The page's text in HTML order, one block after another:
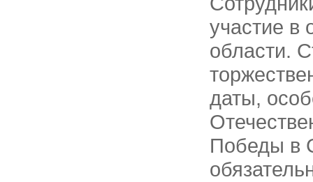
участие в
области.
даты,
Победы в